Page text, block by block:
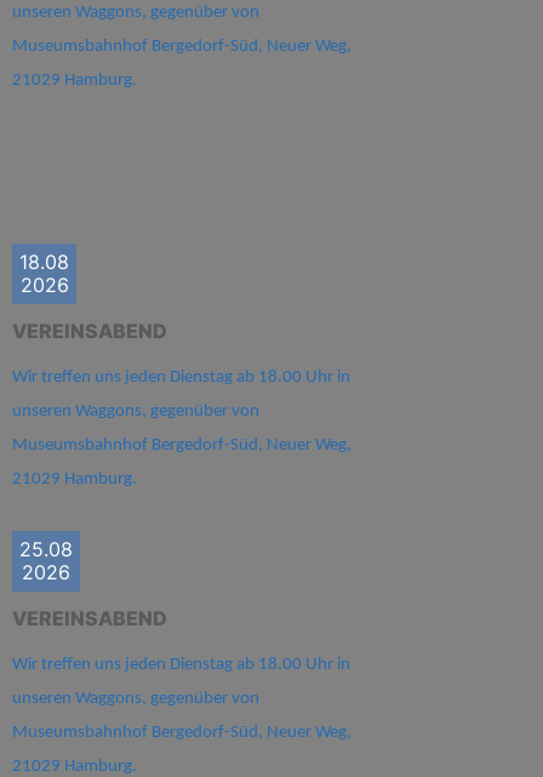
unseren Waggons, gegenüber von
Museumsbahnhof Bergedorf-Süd, Neuer Weg,
21029 Hamburg.
18.08
2026
VEREINSABEND
Wir treffen uns jeden Dienstag ab 18.00 Uhr in
unseren Waggons, gegenüber von
Museumsbahnhof Bergedorf-Süd, Neuer Weg,
21029 Hamburg.
25.08
2026
VEREINSABEND
Wir treffen uns jeden Dienstag ab 18.00 Uhr in
unseren Waggons, gegenüber von
Museumsbahnhof Bergedorf-Süd, Neuer Weg,
21029 Hamburg.